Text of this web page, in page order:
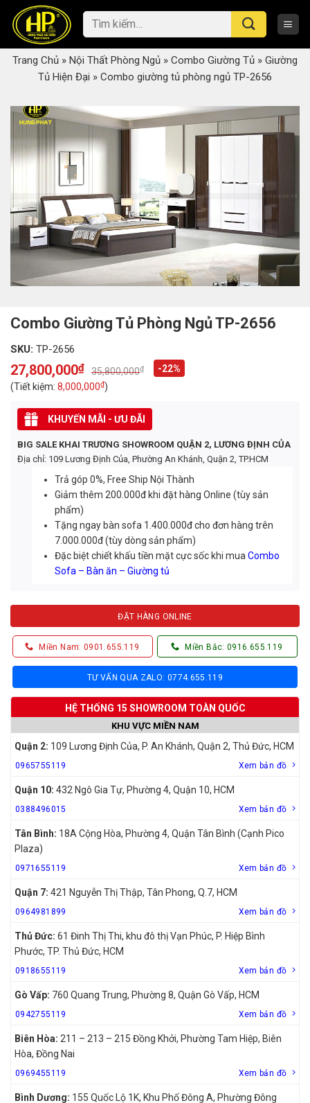
content
Tìm
kiếm:
Trang Chủ » Nội Thất Phòng Ngủ » Combo Giường Tủ » Giường
Tủ Hiện Đại » Combo giường tủ phòng ngủ TP-2656
Combo Giường Tủ Phòng Ngủ TP-2656
SKU: TP-2656
35,800,000₫
Original
price
was:
35,800,000₫.
27,800,000₫
Current
price
is:
27,800,000₫.
-22%
(Tiết kiệm: 8,000,000₫)
KHUYẾN MÃI - ƯU ĐÃI
BIG SALE KHAI TRƯƠNG SHOWROOM QUẬN 2, LƯƠNG ĐỊNH CỦA
Địa chỉ: 109 Lương Định Của, Phường An Khánh, Quận 2, TP.HCM
Trả góp 0%, Free Ship Nội Thành
Giảm thêm 200.000đ khi đặt hàng Online (tùy sản
phẩm)
Tặng ngay bàn sofa 1.400.000đ cho đơn hàng trên
7.000.000đ (tùy dòng sản phẩm)
Đặc biệt chiết khấu tiền mặt cực sốc khi muaCombo
Sofa – Bàn ăn – Giường tủ
ĐẶT HÀNG ONLINE
Miền Nam: 0901.655.119 Miền Bắc: 0916.655.119
TƯ VẤN QUA ZALO: 0774.655.119
HỆ THỐNG 15 SHOWROOM TOÀN QUỐC
KHU VỰC MIỀN NAM
Quận 2: 109 Lương Định Của, P. An Khánh, Quận 2, Thủ Đức, HCM
0965755119 Xem bản đồ
Quận 10: 432 Ngô Gia Tự, Phường 4, Quận 10, HCM
0388496015 Xem bản đồ
Tân Bình: 18A Cộng Hòa, Phường 4, Quận Tân Bình (Cạnh Pico
Plaza)
0971655119 Xem bản đồ
Quận 7: 421 Nguyễn Thị Thập, Tân Phong, Q.7, HCM
0964981899 Xem bản đồ
Thủ Đức: 61 Đinh Thị Thi, khu đô thị Vạn Phúc, P. Hiệp Bình
Phước, TP. Thủ Đức, HCM
0918655119 Xem bản đồ
Gò Vấp: 760 Quang Trung, Phường 8, Quận Gò Vấp, HCM
0942755119 Xem bản đồ
Biên Hòa: 211 – 213 – 215 Đồng Khởi, Phường Tam Hiệp, Biên
Hòa, Đồng Nai
0969455119 Xem bản đồ
Bình Dương: 155 Quốc Lộ 1K, Khu Phố Đông A, Phường Đông